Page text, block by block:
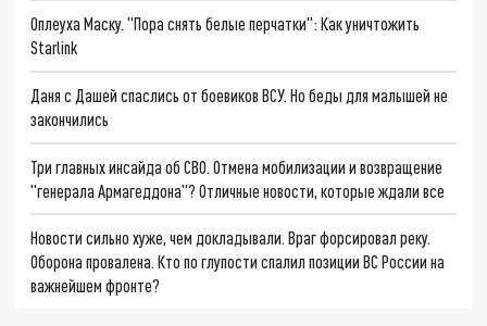
Оплеуха Маску. "Пора снять белые перчатки": Как уничтожить
Starlink
Даня с Дашей спаслись от боевиков ВСУ. Но беды для малышей не
закончились
Три главных инсайда об СВО. Отмена мобилизации и возвращение
"генерала Армагеддона"? Отличные новости, которые ждали все
Новости сильно хуже, чем докладывали. Враг форсировал реку.
Оборона провалена. Кто по глупости спалил позиции ВС России на
важнейшем фронте?